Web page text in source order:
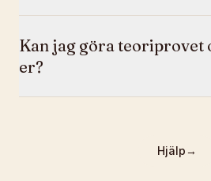
Kan jag göra teoriprovet
er?
Hjälp→